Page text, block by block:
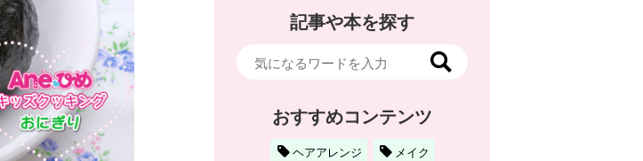
記事や本を探す
おすすめコンテンツ
ヘアアレンジ
メイク